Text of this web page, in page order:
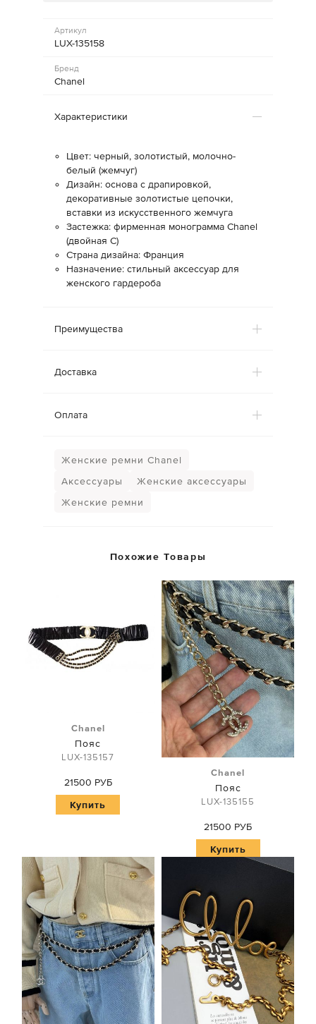
Артикул
LUX-135158
Бренд
Chanel
Характеристики
Цвет: черный, золотистый, молочно-
белый (жемчуг)
Дизайн: основа с драпировкой,
декоративные золотистые цепочки,
вставки из искусственного жемчуга
Застежка: фирменная монограмма Chanel
(двойная С)
Страна дизайна: Франция
Назначение: стильный аксессуар для
женского гардероба
Преимущества
Доставка
Оплата
Женские ремни Chanel
Аксессуары
Женские аксессуары
Женские ремни
Похожие Товары
Chanel
Пояс
LUX-135157
21500 РУБ
Купить
Chanel
Пояс
LUX-135155
21500 РУБ
Купить